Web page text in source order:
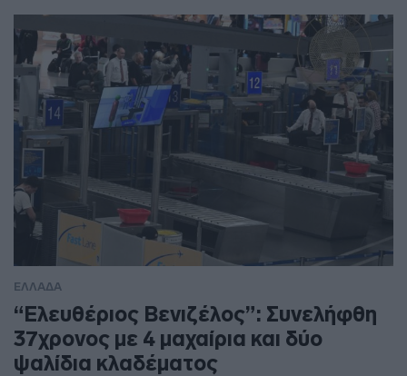
ΕΛΛΑΔΑ
“Ελευθέριος Βενιζέλος”: Συνελήφθη
37χρονος με 4 μαχαίρια και δύο
ψαλίδια κλαδέματος